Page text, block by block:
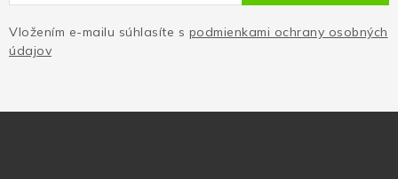
Vložením e-mailu súhlasíte s podmienkami ochrany osobných
údajov